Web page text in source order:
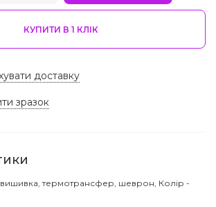
КУПИТИ В 1 КЛIК
доставку
зразок
термотрансфер, шеврон, Колір -